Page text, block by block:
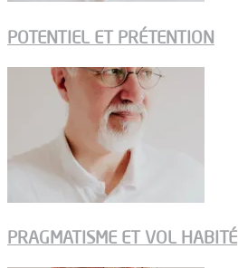
POTENTIEL ET PRÉTENTION
PRAGMATISME ET VOL HABITÉ